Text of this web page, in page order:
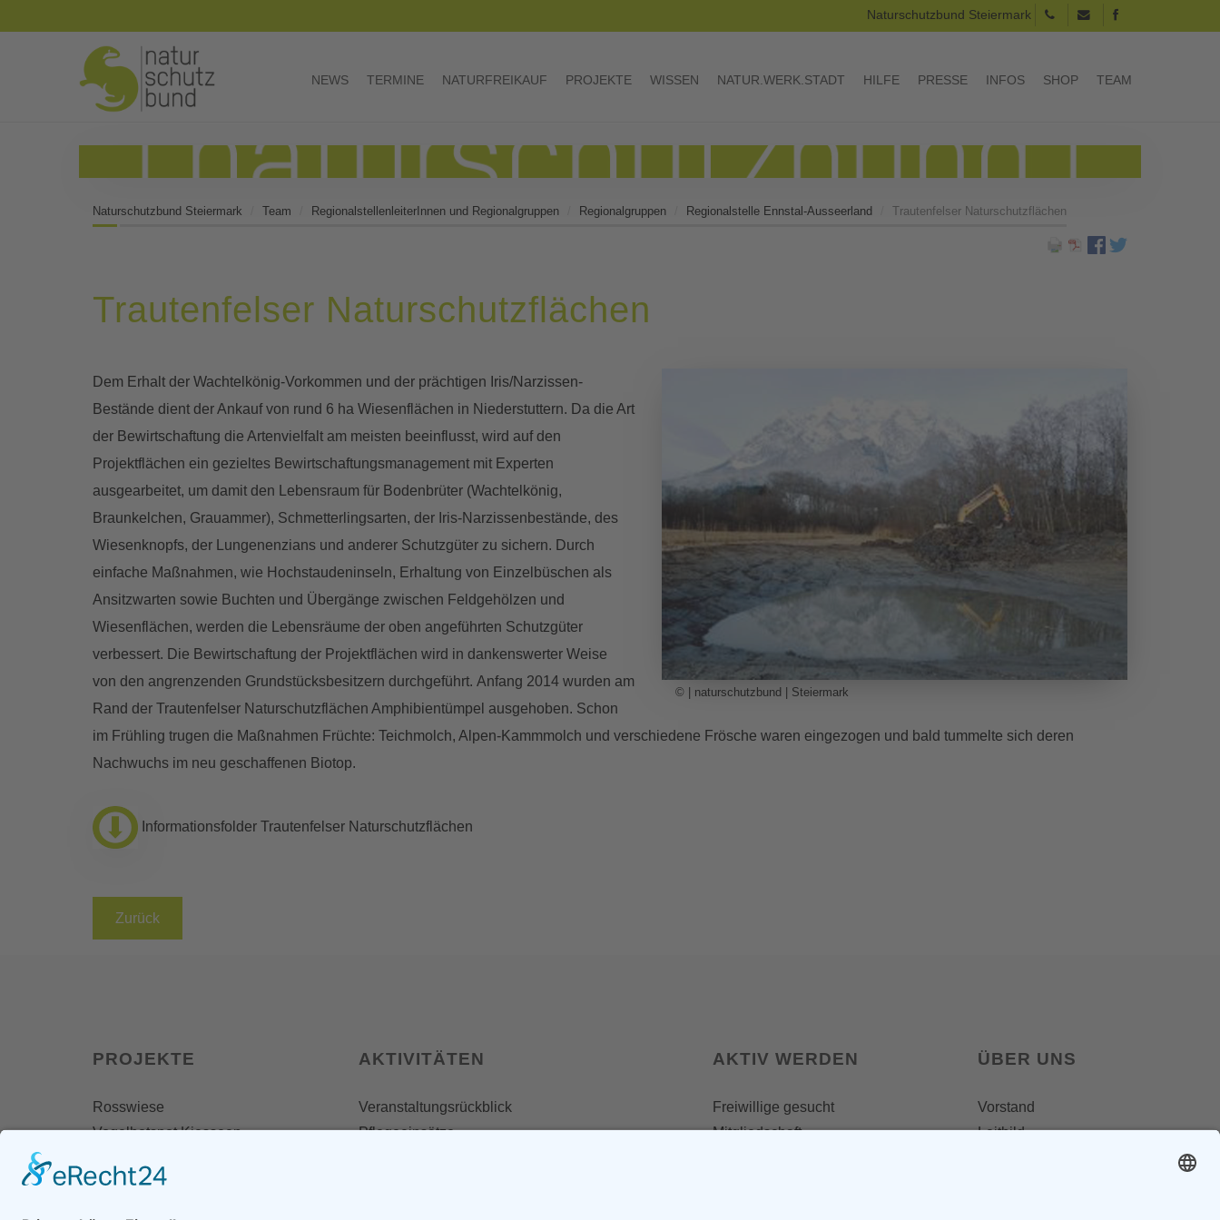
Naturschutzbund Steiermark
NEWS TERMINE NATURFREIKAUF PROJEKTE WISSEN NATUR.WERK.STADT HILFE PRESSE INFOS SHOP TEAM
Naturschutzbund Steiermark Team RegionalstellenleiterInnen und Regionalgruppen Regionalgruppen Regionalstelle Ennstal-Ausseerland Trautenfelser Naturschutzflächen
Trautenfelser Naturschutzflächen
© | naturschutzbund | Steiermark
Dem Erhalt der Wachtelkönig-Vorkommen und der prächtigen Iris/Narzissen-
Bestände dient der Ankauf von rund 6 ha Wiesenflächen in Niederstuttern. Da die Art
der Bewirtschaftung die Artenvielfalt am meisten beeinflusst, wird auf den
Projektflächen ein gezieltes Bewirtschaftungsmanagement mit Experten
ausgearbeitet, um damit den Lebensraum für Bodenbrüter (Wachtelkönig,
Braunkelchen, Grauammer), Schmetterlingsarten, der Iris-Narzissenbestände, des
Wiesenknopfs, der Lungenenzians und anderer Schutzgüter zu sichern. Durch
einfache Maßnahmen, wie Hochstaudeninseln, Erhaltung von Einzelbüschen als
Ansitzwarten sowie Buchten und Übergänge zwischen Feldgehölzen und
Wiesenflächen, werden die Lebensräume der oben angeführten Schutzgüter
verbessert. Die Bewirtschaftung der Projektflächen wird in dankenswerter Weise
von den angrenzenden Grundstücksbesitzern durchgeführt. Anfang 2014 wurden am
Rand der Trautenfelser Naturschutzflächen Amphibientümpel ausgehoben. Schon
im Frühling trugen die Maßnahmen Früchte: Teichmolch, Alpen-Kammmolch und verschiedene Frösche waren eingezogen und bald tummelte sich deren
Nachwuchs im neu geschaffenen Biotop.
Informationsfolder Trautenfelser Naturschutzflächen
Zurück
PROJEKTE
Rosswiese
Vogelhotspot Kiesseen
AKTIVITÄTEN
Veranstaltungsrückblick
Pflegeeinsätze
AKTIV WERDEN
Freiwillige gesucht
Mitgliedschaft
ÜBER UNS
Vorstand
Leitbild